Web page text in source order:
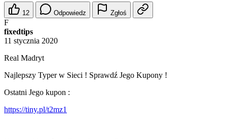
12 Odpowiedz Zgłoś
F
fixedtips
11 stycznia 2020
Real Madryt
Najlepszy Typer w Sieci ! Sprawdź Jego Kupony !
Ostatni Jego kupon :
https://tiny.pl/t2mz1